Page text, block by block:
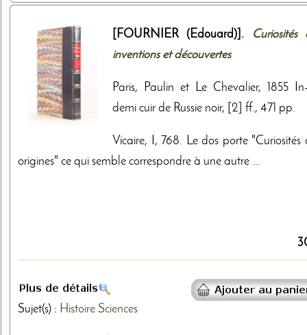
[FOURNIER (Edouard)].
Curiosités
inventions et découvertes
Paris, Paulin et Le Chevalier, 1855
demi cuir de Russie noir, [2] ff., 471 pp.
Vicaire, I, 768. Le dos porte "Curiosités
origines" ce qui semble correspondre à une autre ...
Sujet(s) : Histoire Sciences